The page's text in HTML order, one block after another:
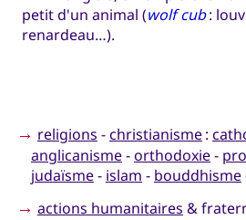
petit d'un animal (wolf cub:
renardeau…).
→ religions -christianisme:
anglicanisme-orthodoxie-
judaïsme- islam - bouddhisme
→ actions humanitaires &